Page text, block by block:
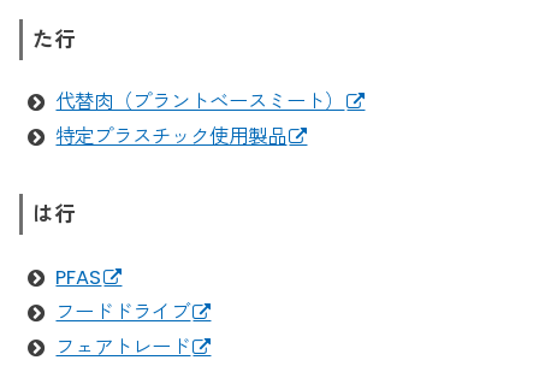
た行
代替肉（プラントベースミート）
特定プラスチック使用製品
は行
PFAS
フードドライブ
フェアトレード